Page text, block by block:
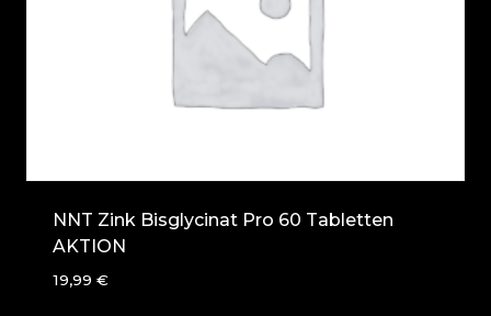
NNT Zink Bisglycinat Pro 60 Tabletten
AKTION
19,99 €